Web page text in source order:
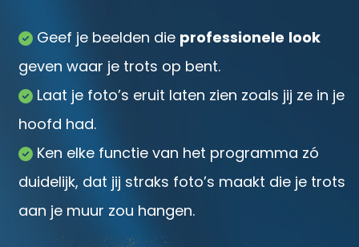
Geef je beelden die professionele look
geven waar je trots op bent.
Laat je foto’s eruit laten zien zoals jij ze in je
hoofd had.
Ken elke functie van het programma zó
duidelijk, dat jij straks foto’s maakt die je trots
aan je muur zou hangen.